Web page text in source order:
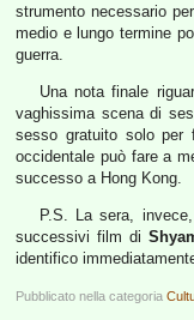
strumento necessario
medio e lungo termine
guerra.
Una nota finale
vaghissima scena di
sesso gratuito solo per
occidentale può fare a
successo a Hong Kong.
P.S. La sera,
successivi film di
identifico
Pubblicato nella categoria